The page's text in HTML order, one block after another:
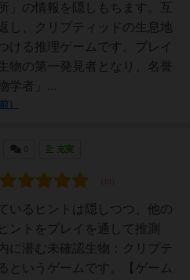
」の情報を隠しもちます。互
し、クリプティッドの生息地
ける推理ゲームです。プレイ
物の第一発見者となり、名誉
学者」...
）
充実
いるヒントは隠しつつ、他の
ントをプレイを通して推測
に潜む未確認生物：クリプテ
というゲームです。【ゲーム